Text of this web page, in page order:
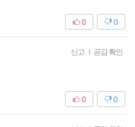
0
0
신고 | 공감 확인
0
0